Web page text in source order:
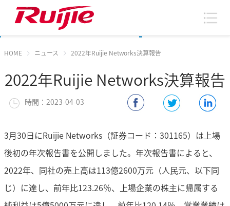
HOME ニュース 2022年Ruijie Networks決算報告
2022年Ruijie Networks決算報告
時間：2023-04-03
3月30日にRuijie Networks（証券コード：301165）は上場
後初の年次報告書を公開しました。年次報告書によると、
2022年、同社の売上高は113億2600万元（人民元、以下同
じ）に達し、前年比123.26％、上場企業の株主に帰属する